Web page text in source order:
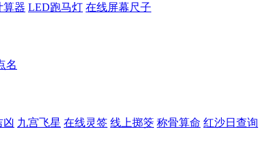
算器 LED跑马灯 在线屏幕尺子
名
凶 九宫飞星 在线灵签 线上掷筊 称骨算命 红沙日查询